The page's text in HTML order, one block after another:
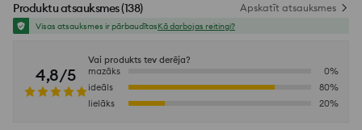
Produktu atsauksmes(138) Apskatīt atsauksmes
Visas atsauksmes ir pārbaudītasKā darbojas reitingi?
4,8/5
Vai produkts tev derēja?
mazāks
0%
ideāls
80%
lielāks
20%